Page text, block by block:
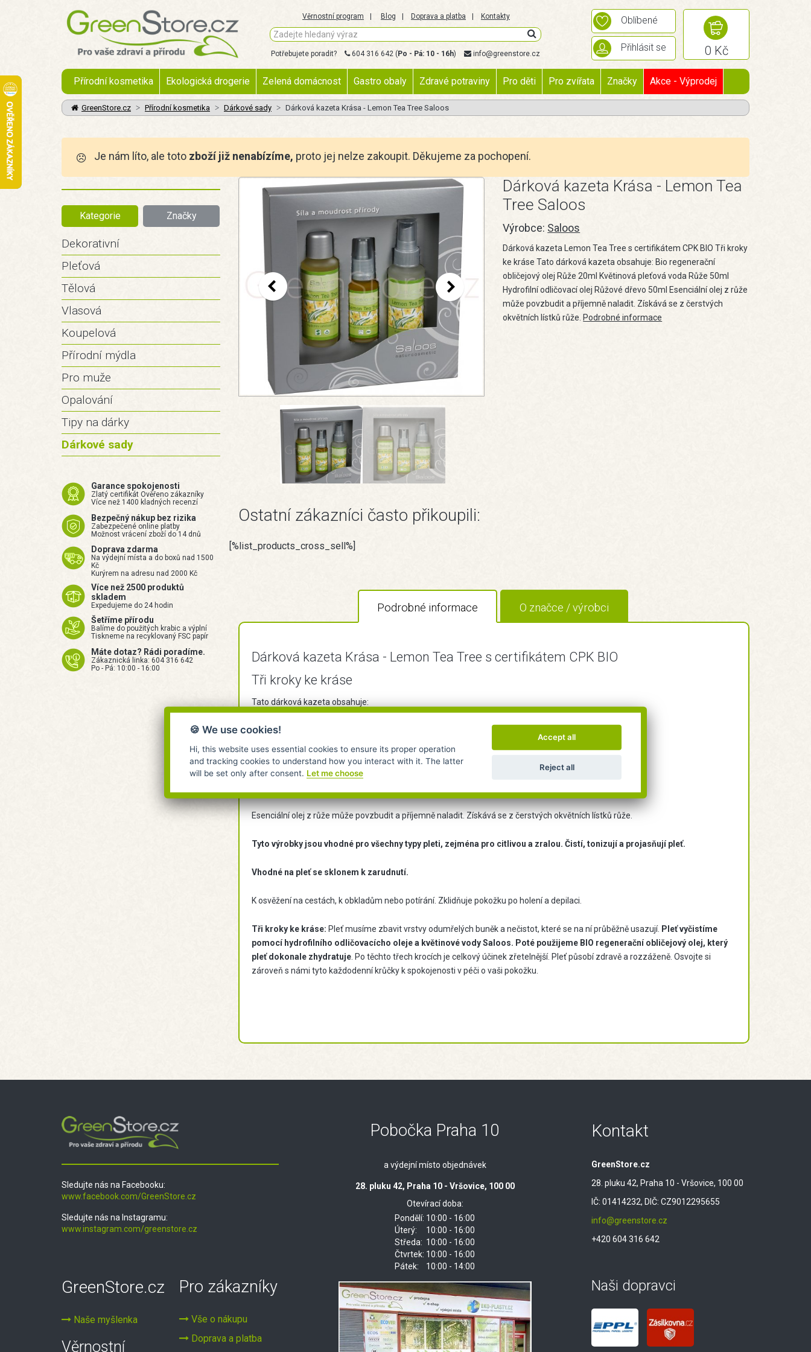
Věrnostní program Blog Doprava a platba Kontakty
Potřebujete poradit? 604 316 642 ( Po - Pá: 10 - 16h) info@greenstore.cz
Oblíbené
Přihlásit se 0 Kč
Přírodní kosmetika Ekologická drogerie Zelená domácnost Gastro obaly Zdravé potraviny Pro děti Pro zvířata Značky Akce - Výprodej
GreenStore.cz Přírodní kosmetika Dárkové sady Dárková kazeta Krása - Lemon Tea Tree Saloos
Je nám líto, ale toto zboží již nenabízíme, proto jej nelze zakoupit. Děkujeme za pochopení.
Kategorie Značky
Dekorativní
Pleťová
Tělová
Vlasová
Koupelová
Přírodní mýdla
Pro muže
Opalování
Tipy na dárky
Dárkové sady
Garance spokojenosti
Zlatý certifikát Ověřeno zákazníky
Více než 1400 kladných recenzí
Bezpečný nákup bez rizika
Zabezpečené online platby
Možnost vrácení zboží do 14 dnů
Doprava zdarma
Na výdejní místa a do boxů nad 1500
Kč
Kurýrem na adresu nad 2000 Kč
Více než 2500 produktů
skladem
Expedujeme do 24 hodin
Šetříme přírodu
Balíme do použitých krabic a výplní
Tiskneme na recyklovaný FSC papír
Máte dotaz? Rádi poradíme.
Zákaznická linka: 604 316 642
Po - Pá: 10:00 - 16:00
Dárková kazeta Krása - Lemon Tea
Tree Saloos
Výrobce: Saloos
Dárková kazeta Lemon Tea Tree s certifikátem CPK BIO Tři kroky
ke kráse Tato dárková kazeta obsahuje: Bio regenerační
obličejový olej Růže 20ml Květinová pleťová voda Růže 50ml
Hydrofilní odličovací olej Růžové dřevo 50ml Esenciální olej z růže
může povzbudit a příjemně naladit. Získává se z čerstvých
okvětních lístků růže. Podrobné informace
Ostatní zákazníci často přikoupili:
[%list_products_cross_sell%]
Podrobné informace O značce / výrobci
Dárková kazeta Krása - Lemon Tea Tree s certifikátem CPK BIO
Tři kroky ke kráse
Tato dárková kazeta obsahuje:
Bio regenerační obličejový olej Růže 20ml
Květinová pleťová voda Růže 50ml
Esenciální olej z růže může povzbudit a příjemně naladit. Získává se z čerstvých okvětních lístků růže.
Tyto výrobky jsou vhodné pro všechny typy pleti, zejména pro citlivou a zralou. Čistí, tonizují a projasňují pleť.
Vhodné na pleť se sklonem k zarudnutí.
K osvěžení na cestách, k obkladům nebo potírání. Zklidňuje pokožku po holení a depilaci.
Tři kroky ke kráse: Pleť musíme zbavit vrstvy odumřelých buněk a nečistot, které se na ní průběžně usazují. Pleť vyčistíme
pomocí hydrofilního odličovacícho oleje a květinové vody Saloos. Poté použijeme BIO regenerační obličejový olej, který
pleť dokonale zhydratuje. Po těchto třech krocích je celkový účinek zřetelnější. Pleť působí zdravě a rozzáženě. Osvojte si
zároveň s námi tyto každodenní krůčky k spokojenosti v péči o vaši pokožku.
Sledujte nás na Facebooku:
www.facebook.com/GreenStore.cz
Sledujte nás na Instagramu:
www.instagram.com/greenstore.cz
Pobočka Praha 10
a výdejní místo objednávek
28. pluku 42, Praha 10 - Vršovice, 100 00
Otevírací doba:
Pondělí: 10:00 - 16:00
Úterý:
10:00 - 16:00
Středa: 10:00 - 16:00
Čtvrtek: 10:00 - 16:00
Pátek:
10:00 - 14:00
Kontakt
GreenStore.cz
28. pluku 42, Praha 10 - Vršovice, 100 00
IČ: 01414232, DIČ: CZ9012295655
info@greenstore.cz
+420 604 316 642
GreenStore.cz
Naše myšlenka
Věrnostní
Pro zákazníky
Vše o nákupu
Doprava a platba
Naši dopravci
🍪 We use cookies!
Hi, this website uses essential cookies to ensure its proper operation
and tracking cookies to understand how you interact with it. The latter
will be set only after consent. Let me choose
Accept all
Reject all